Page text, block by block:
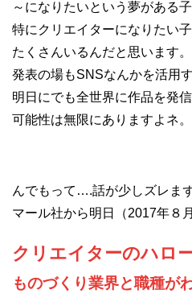
～になりたいという夢がある子
特にクリエイターになりたい
たくさんいるんだと思います
発表の場もSNSなんかを活用す
明日にでも全世界に作品を発
可能性は無限にありますよネ。
んでもって….話が少しズレま
マール社から明日（2017年８
クリエイターのハロ
ものづくり業界と職種が